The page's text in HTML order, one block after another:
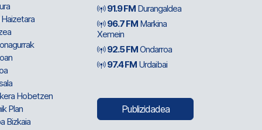
Hobetzen
Plan
Bizkaia
91.9 FM Durangaldea
96.7 FM Markina
Xemein
92.5 FMOndarroa
97.4 FM Urdaibai
Publizidadea